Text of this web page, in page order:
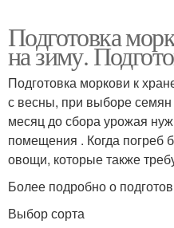
Подготовка
на зиму.
Подготовка моркови к
с весны, при выборе
месяц до сбора урожая
помещения . Когда погреб
овощи, которые также
Более подробно о
Выбор сорта